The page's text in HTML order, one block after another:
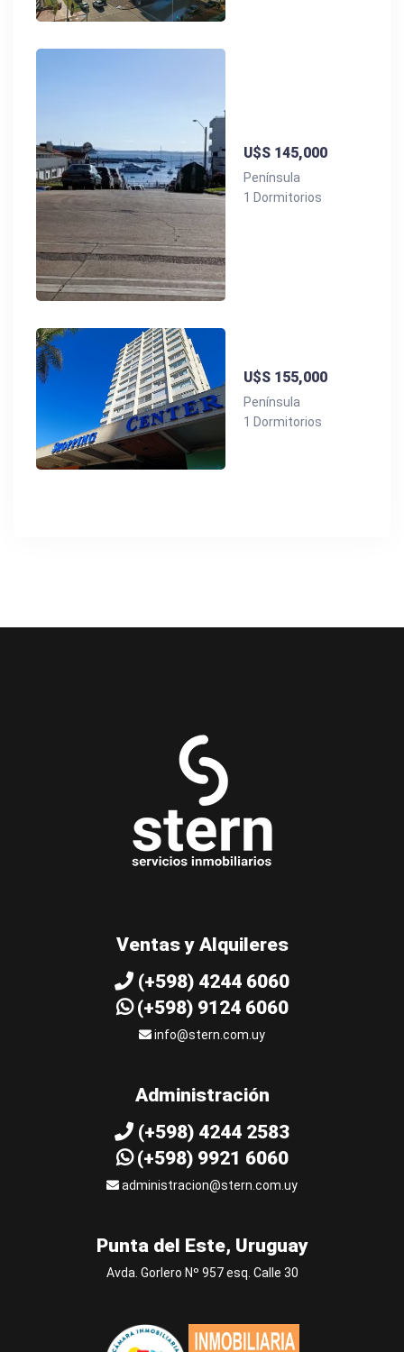
U$S 145,000
Península
1 Dormitorios
U$S 155,000
Península
1 Dormitorios
Ventas y Alquileres
(+598) 4244 6060
(+598) 9124 6060
info@stern.com.uy
Administración
(+598) 4244 2583
(+598) 9921 6060
administracion@stern.com.uy
Punta del Este, Uruguay
Avda. Gorlero Nº 957 esq. Calle 30